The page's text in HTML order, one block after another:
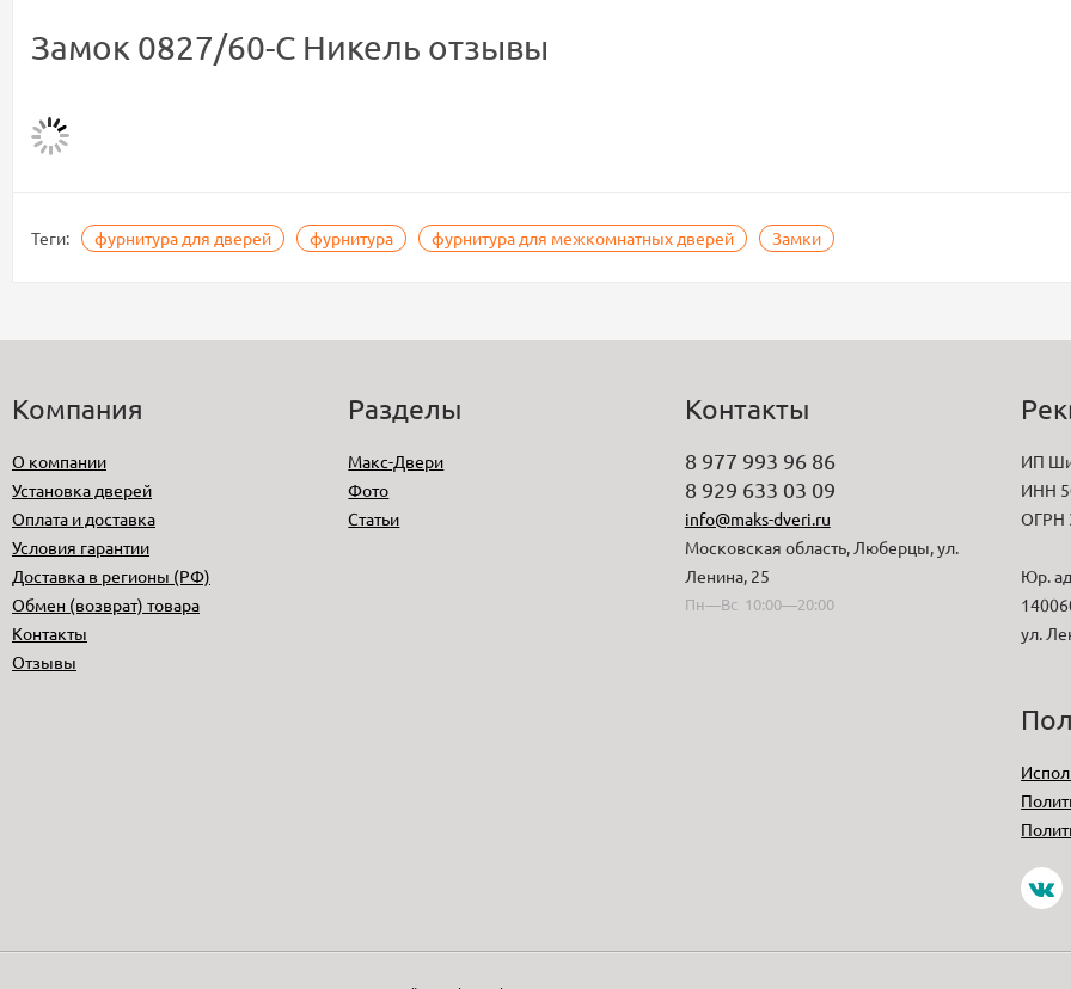
Замок 0827/60-C Никель отзывы
Теги: фурнитура для дверей фурнитура фурнитура для межкомнатных дверей Замки
Компания
О компании
Установка дверей
Оплата и доставка
Условия гарантии
Доставка в регионы (РФ)
Обмен (возврат) товара
Контакты
Отзывы
Разделы
Макс-Двери
Фото
Статьи
Контакты
8 977 993 96 86
8 929 633 03 09
info@maks-dveri.ru
Московская область, Люберцы, ул.
Ленина, 25
Пн—Вс 10:00—20:00
ИП
ИНН
ОГРН
Юр.
ул.